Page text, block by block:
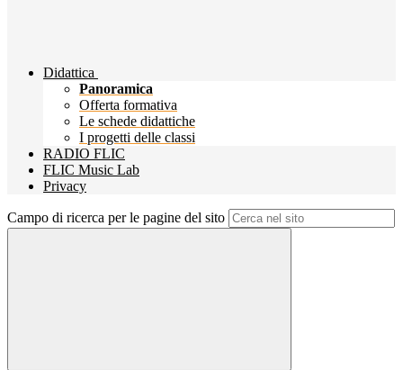
Didattica
Panoramica
Offerta formativa
Le schede didattiche
I progetti delle classi
RADIO FLIC
FLIC Music Lab
Privacy
Campo di ricerca per le pagine del sito